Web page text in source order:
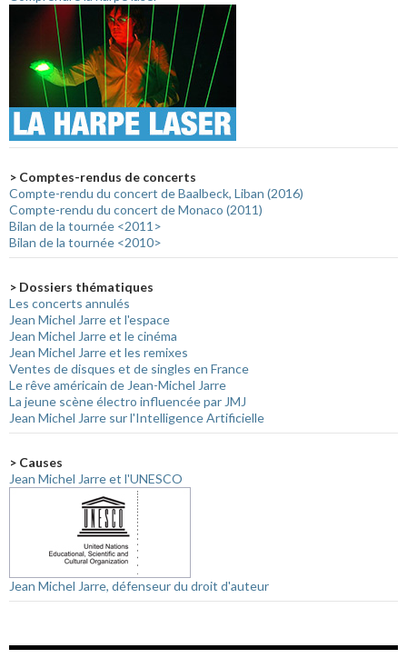
> Comptes-rendus de concerts
Compte-rendu du concert de Baalbeck, Liban (2016)
Compte-rendu du concert de Monaco (2011)
Bilan de la tournée <2011>
Bilan de la tournée <2010>
> Dossiers thématiques
Les concerts annulés
Jean Michel Jarre et l'espace
Jean Michel Jarre et le cinéma
Jean Michel Jarre et les remixes
Ventes de disques et de singles en France
Le rêve américain de Jean-Michel Jarre
La jeune scène électro influencée par JMJ
Jean Michel Jarre sur l'Intelligence Artificielle
> Causes
Jean Michel Jarre et l'UNESCO
Jean Michel Jarre, défenseur du droit d'auteur